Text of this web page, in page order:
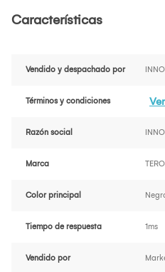
Características
Vendido y despachado por
Términos y condiciones
Razón social
Marca
Color principal
Tiempo de respuesta 1ms
Vendido por